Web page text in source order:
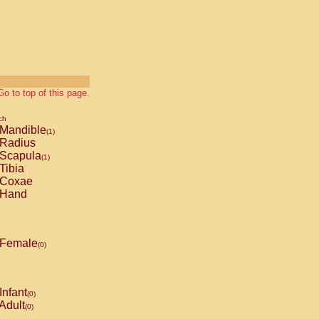
to top of this page.
Mandible(1)
Radius
Scapula(1)
Tibia
Coxae
Hand
Female(0)
Infant(0)
(0)